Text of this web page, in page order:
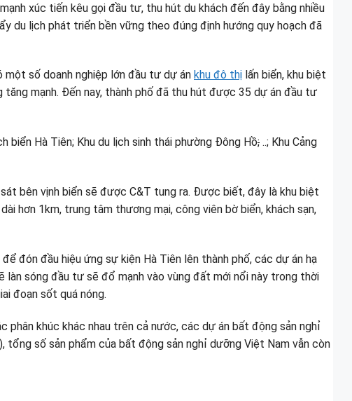
xúc tiến kêu gọi đầu tư, thu hút du khách đến đây bằng nhiều
du lịch phát triển bền vững theo đúng định hướng quy hoạch đã
một số doanh nghiệp lớn đầu tư dự án khu đô thị lấn biển, khu biệt
mạnh. Đến nay, thành phố đã thu hút được 35 dự án đầu tư
biển Hà Tiên; Khu du lịch sinh thái phường Đông Hồ; ..; Khu Cảng
bên vịnh biển sẽ được C&T tung ra. Được biết, đây là khu biệt
hơn 1km, trung tâm thương mại, công viên bờ biển, khách sạn,
đón đầu hiệu ứng sự kiện Hà Tiên lên thành phố, các dự án hạ
sóng đầu tư sẽ đổ mạnh vào vùng đất mới nổi này trong thời
đoạn sốt quá nóng.
phân khúc khác nhau trên cả nước, các dự án bất động sản nghỉ
số sản phẩm của bất động sản nghỉ dưỡng Việt Nam vẫn còn